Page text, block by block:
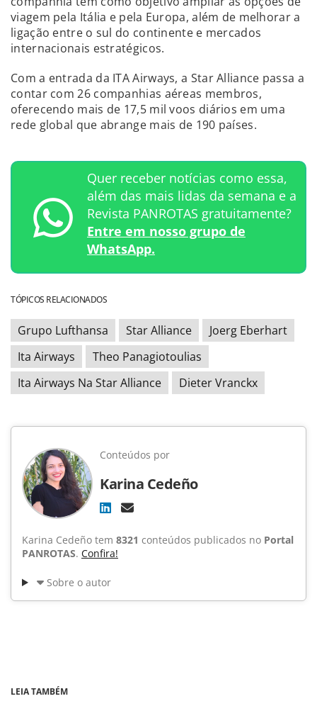
viagem pela Itália e pela Europa, além de melhorar a
ligação entre o sul do continente e mercados
internacionais estratégicos.
Com a entrada da ITA Airways, a Star Alliance passa a
contar com 26 companhias aéreas membros,
oferecendo mais de 17,5 mil voos diários em uma
rede global que abrange mais de 190 países.
Quer receber notícias como essa,
além das mais lidas da semana e a
Revista PANROTAS gratuitamente?
Entre em nosso grupo de
WhatsApp.
TÓPICOS RELACIONADOS
Grupo Lufthansa Star Alliance
Joerg Eberhart
Ita Airways
Theo Panagiotoulias
Ita Airways Na Star Alliance
Dieter Vranckx
Conteúdos por
Karina Cedeño
Karina Cedeño tem 8321 conteúdos publicados no Portal
PANROTAS. Confira!
Sobre o autor
LEIA TAMBÉM